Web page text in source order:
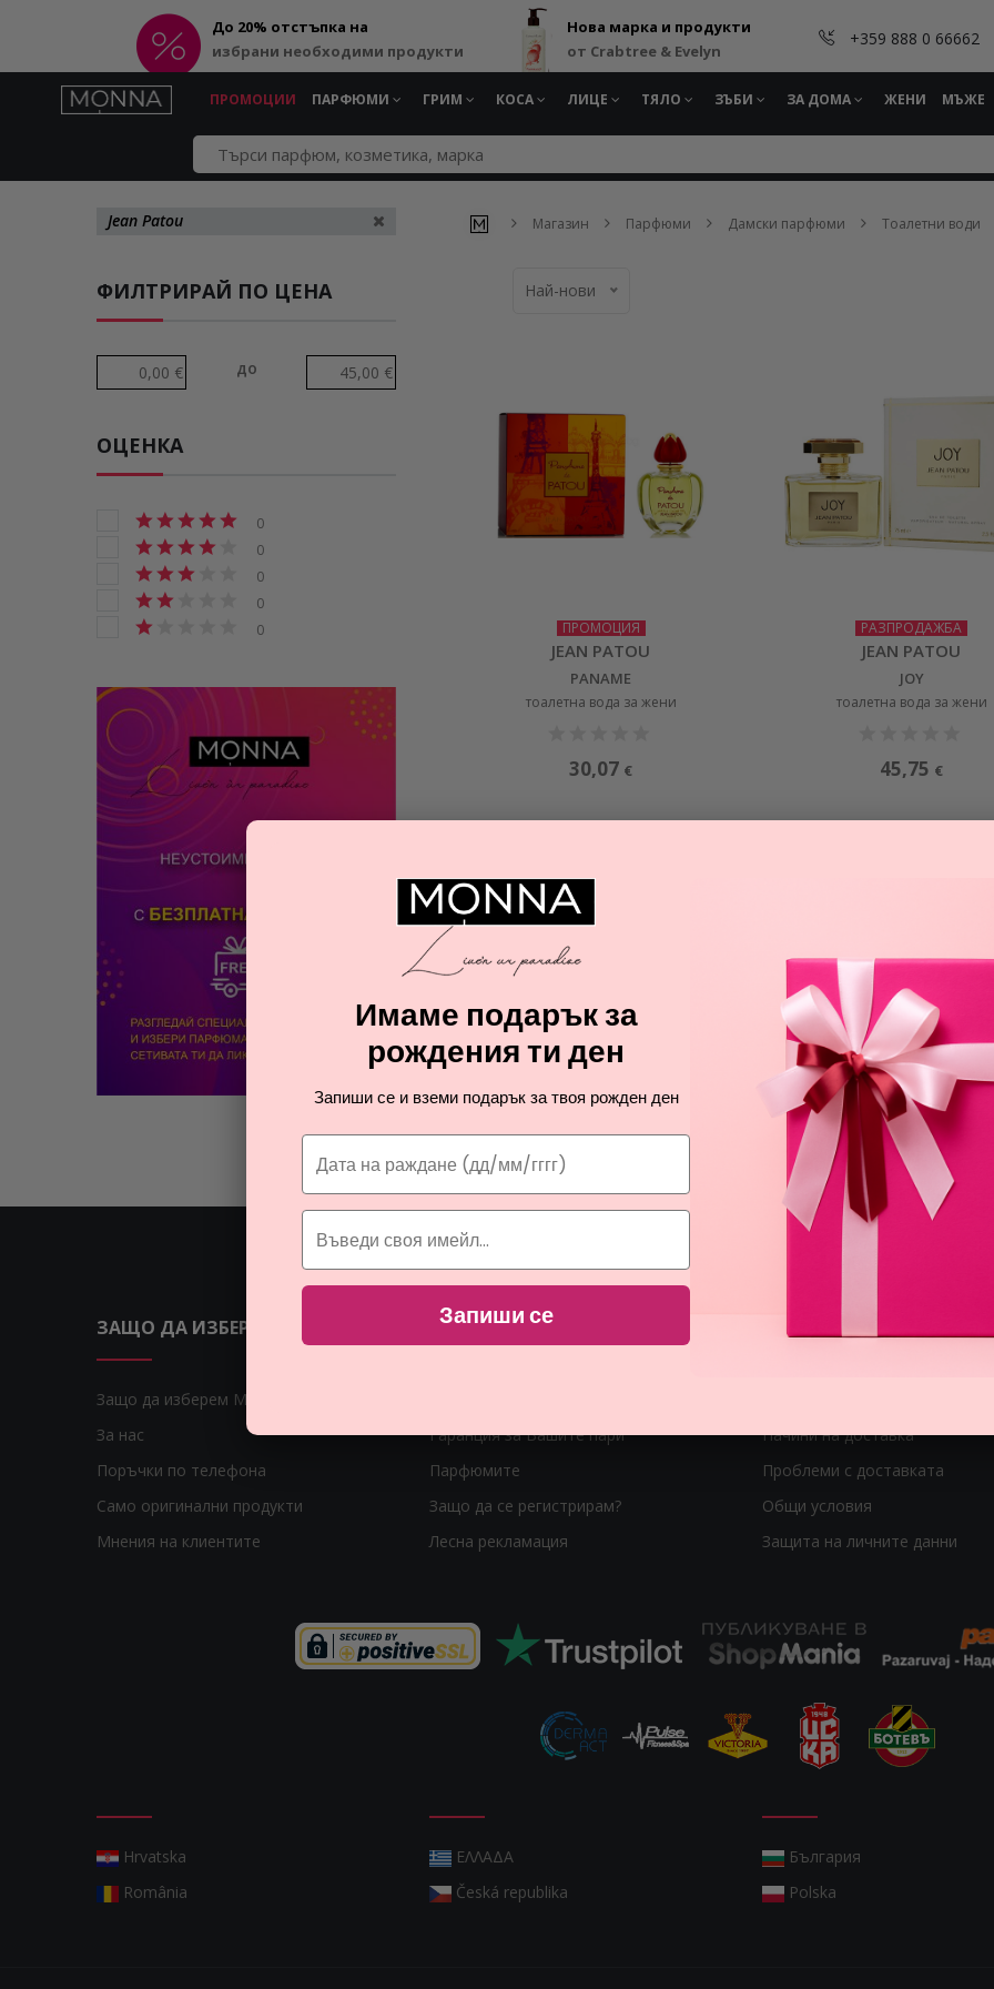
До 20% отстъпка на
избрани необходими продукти
Нова марка и продукти
от Crabtree & Evelyn
+359 888 0 66662
ПРОМОЦИИ ПАРФЮМИ ГРИМ КОСА ЛИЦЕ ТЯЛО ЗЪБИ ЗА ДОМА ЖЕНИ МЪЖЕ
Jean Patou
ФИЛТРИРАЙ ПО ЦЕНА
до
ОЦЕНКА
0
0
0
0
0
Магазин Парфюми Дамски парфюми Тоалетни води
Най-нови
ПРОМОЦИЯ
JEAN PATOU
PANAME
тоалетна вода за жени
30,07 €
РАЗПРОДАЖБА
JEAN PATOU
JOY
тоалетна вода за жени
45,75 €
ЗАЩО ДА ИЗБЕРЕМ MONNA
Защо да изберем Monna
За нас
Поръчки по телефона
Само оригинални продукти
Мнения на клиентите
ВАЖНИ ЛИНКОВЕ
Гаранция за Вашите пари
Парфюмите
Защо да се регистрирам?
Лесна рекламация
ВАЖНИ ЛИНКОВЕ
Начини на доставка
Проблеми с доставката
Общи условия
Защита на личните данни
Hrvatska
România
ΕΛΛΑΔΑ
Česká republika
България
Polska
Имаме подарък за
рождения ти ден
Запиши се и вземи подарък за твоя рожден ден
Запиши се